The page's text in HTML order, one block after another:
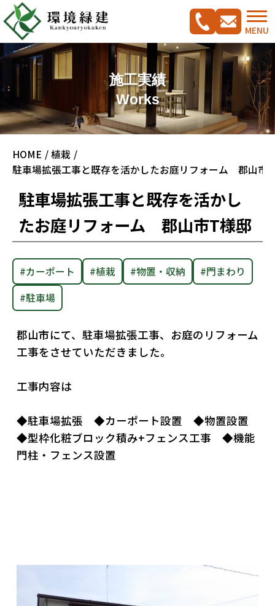
MENU
コンセプト
ガーデンリフォームをご検討の方へ
料金案内
施工実績集
CADプラン集
駐車スペース改修特集
会社概要
採用情報
施工実績
Works
HOME
植栽
駐車場拡張工事と既存を活かしたお庭リフォーム 郡山市
駐車場拡張工事と既存を活かし
たお庭リフォーム 郡山市T様邸
#カーポート #植栽 #物置・収納
#門まわり
#駐車場
郡山市にて、駐車場拡張工事、お庭のリフォーム
工事をさせていただきました。
工事内容は
◆駐車場拡張 ◆カーポート設置 ◆物置設置
◆型枠化粧ブロック積み+フェンス工事 ◆機能
門柱・フェンス設置